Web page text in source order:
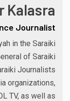
Kalasra
Journalist
in the Saraiki
of Saraiki
Journalists
organizations,
TV, as well as